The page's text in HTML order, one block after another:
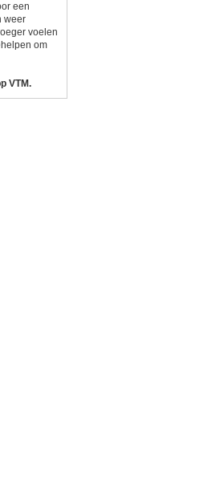
een
weer
voelen
om
VTM.